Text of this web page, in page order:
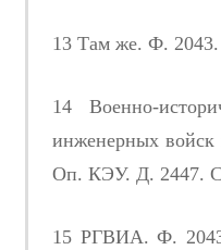
13 Там же. Ф.
14 Военно-
инженерных
Оп. КЭУ. Д. 2447.
15 РГВИА. Ф.